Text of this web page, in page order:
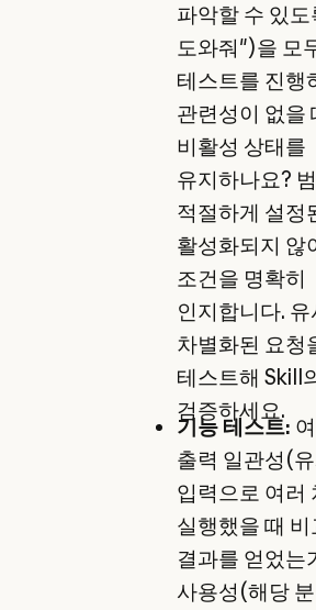
파악할 수 있도
도와줘")을 모
테스트를 진행
관련성이 없을
비활성 상태를
유지하나요?
적절하게 설정
활성화되지 않
조건을 명확히
인지합니다.
차별화된 요청
테스트해 Skill
검증하세요.
기능 테스트:
출력 일관성(
입력으로 여러
실행했을 때
결과를 얻었는
사용성(해당